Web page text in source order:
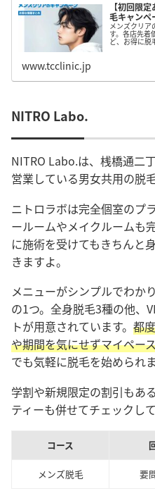
【初回限
毛キャンペ
メンズクリア
す。各店先着
ど、お得に脱
www.tcclinic.jp
NITRO Labo.
NITRO Labo.は、桟橋通二
営業している男女共用の脱
ニトロラボは完全個室のプ
ールームやメイクルームも
に施術を受けてもきちんと
きますよ。
メニューがシンプルでわか
の1つ。全身脱毛3種の他、
トが用意されています。 都
や期間を気にせずマイペー
でも気軽に脱毛を始められ
学割や新規限定の割引もあ
ティーも併せてチェックし
コース
メンズ脱毛 要